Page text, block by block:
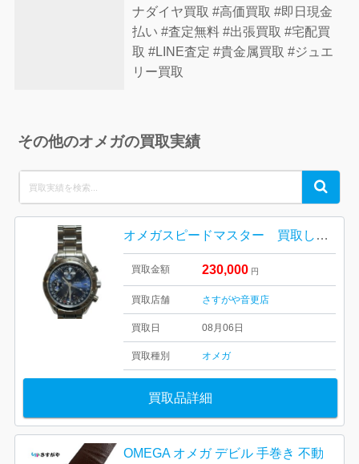
ナダイヤ買取 #高価買取 #即日現金
払い #査定無料 #出張買取 #宅配買
取 #LINE査定 #貴金属買取 #ジュエ
リー買取
その他のオメガの買取実績
for:
Search
オメガスピードマスター 買取しました！さすがや音更店
買取金額 230,000 円
買取店舗 さすがや音更店
買取日 08月06日
買取種別 オメガ
買取品詳細
OMEGA オメガ デビル 手巻き 不動